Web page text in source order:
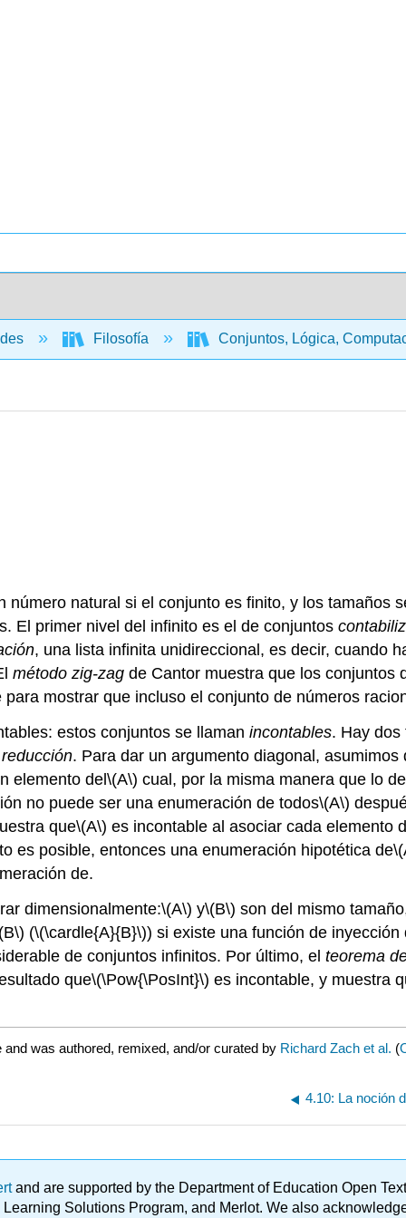
Filosofía Conjuntos, Lógica,
número natural si el conjunto es finito, y los tamaños
El primer nivel del infinito es el de conjuntos
, una lista infinita unidireccional, es decir, cuando
método zig-zag de Cantor muestra que los conjuntos
mostrar que incluso el conjunto de números
estos conjuntos se llaman incontables. Hay dos
reducción. Para dar un argumento diagonal, asumimos
elemento del\(A\) cual, por la misma manera que lo
no puede ser una enumeración de todos\(A\)
que\(A\) es incontable al asociar cada elemento
es posible, entonces una enumeración hipotética de
de.
dimensionalmente:\(A\) y\(B\) son del mismo
(\(\cardle{A}{B}\)) si existe una función de inyección
de conjuntos infinitos. Por último, el teorema
que\(\Pow{\PosInt}\) es incontable, y muestra
and was authored, remixed, and/or curated by Richard Zach et al. (
4.10: La noción
and are supported by the Department of Education Open
Solutions Program, and Merlot. We also